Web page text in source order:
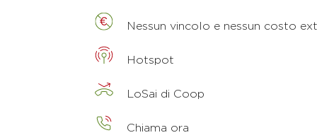
Nessun vincolo e nessun costo
Hotspot
LoSai di Coop
Chiama ora